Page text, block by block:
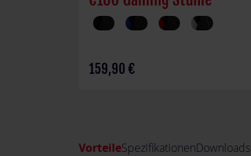
159,90 €
VorteileSpezifikationenDownloads